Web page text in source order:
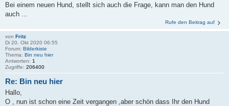
Bei einem neuen Hund, stellt sich auch die Frage, kann man den Hund
auch ...
Rufe den Beitrag auf
von Fritz
Di 20. Okt 2020 06:55
Forum: Bilderkiste
Thema: Bin neu hier
Antworten: 1
Zugriffe: 206400
Re: Bin neu hier
Hallo,
O , nun ist schon eine Zeit vergangen ,aber schön dass Ihr den Hund